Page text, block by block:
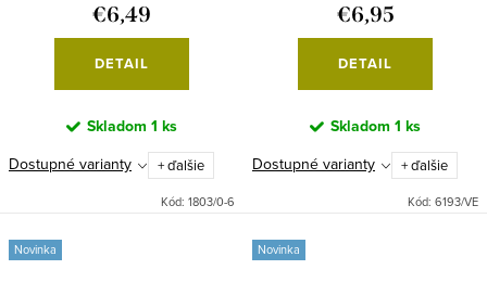
€6,49
DETAIL
Skladom 1 ks
Dostupné varianty
+ ďalšie
Kód: 1803/0-6
€6,95
DETAIL
Skladom 1 ks
Dostupné varianty
+ ďalšie
Kód: 6193/VE
Novinka Novinka